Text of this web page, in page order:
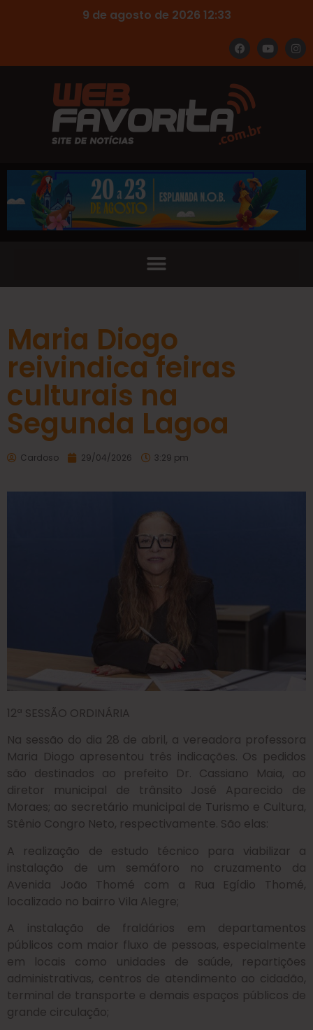
9 de agosto de 2026 12:33
Maria Diogo
reivindica feiras
culturais na
Segunda Lagoa
Cardoso 29/04/2026 3:29 pm
12ª SESSÃO ORDINÁRIA
Na sessão do dia 28 de abril, a vereadora professora
Maria Diogo apresentou três indicações. Os pedidos
são destinados ao prefeito Dr. Cassiano Maia, ao
diretor municipal de trânsito José Aparecido de
Moraes; ao secretário municipal de Turismo e Cultura,
Stênio Congro Neto, respectivamente. São elas:
A realização de estudo técnico para viabilizar a
instalação de um semáforo no cruzamento da
Avenida João Thomé com a Rua Egídio Thomé,
localizado no bairro Vila Alegre;
A instalação de fraldários em departamentos
públicos com maior fluxo de pessoas, especialmente
em locais como unidades de saúde, repartições
administrativas, centros de atendimento ao cidadão,
terminal de transporte e demais espaços públicos de
grande circulação;